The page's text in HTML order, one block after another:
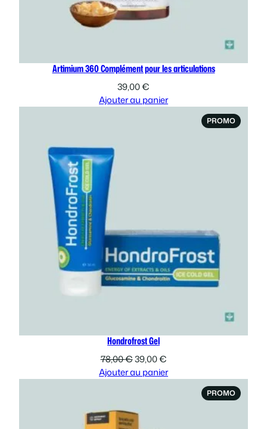
Artimium 360 Complément pour les articulations
39,00€
Ajouter au panier
PROMO
EN
Hondrofrost Gel
78,00€Le
prix
78,00 €.
39,00€Le
prix
Ajouter au panier
PROMO
EN